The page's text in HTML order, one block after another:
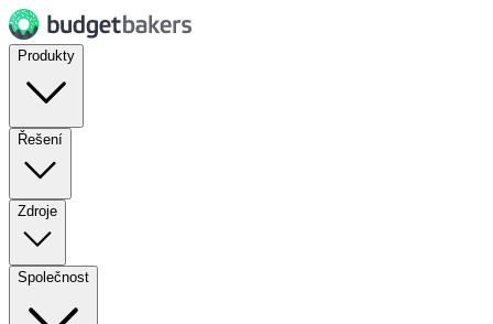
Produkty
Řešení
Zdroje
Společnost